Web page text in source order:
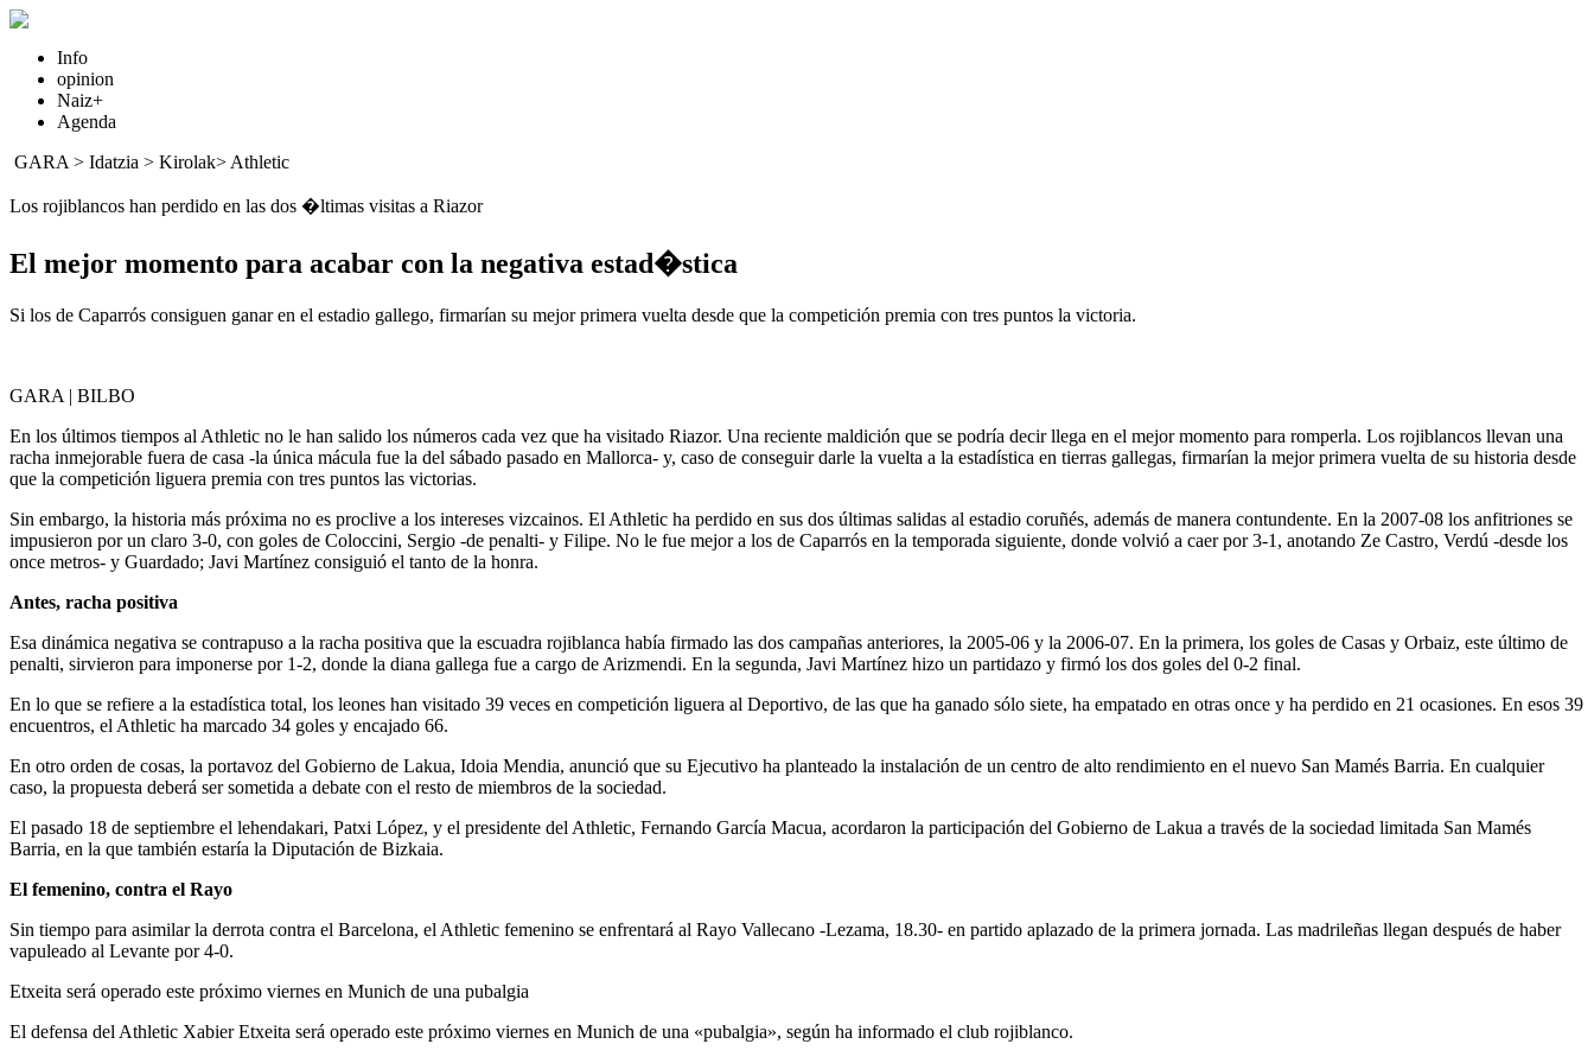
Info
opinion
Naiz+
Agenda
GARA > Idatzia > Kirolak> Athletic
Los rojiblancos han perdido en las dos �ltimas visitas a Riazor
El mejor momento para acabar con la negativa estad�stica
Si los de Caparrós consiguen ganar en el estadio gallego, firmarían su mejor primera vuelta desde que la competición premia con tres puntos la victoria.
GARA | BILBO
En los últimos tiempos al Athletic no le han salido los números cada vez que ha visitado Riazor. Una reciente maldición que se podría decir llega en el mejor momento para romperla. Los rojiblancos llevan una
racha inmejorable fuera de casa -la única mácula fue la del sábado pasado en Mallorca- y, caso de conseguir darle la vuelta a la estadística en tierras gallegas, firmarían la mejor primera vuelta de su historia desde
que la competición liguera premia con tres puntos las victorias.
Sin embargo, la historia más próxima no es proclive a los intereses vizcainos. El Athletic ha perdido en sus dos últimas salidas al estadio coruñés, además de manera contundente. En la 2007-08 los anfitriones se
impusieron por un claro 3-0, con goles de Coloccini, Sergio -de penalti- y Filipe. No le fue mejor a los de Caparrós en la temporada siguiente, donde volvió a caer por 3-1, anotando Ze Castro, Verdú -desde los
once metros- y Guardado; Javi Martínez consiguió el tanto de la honra.
Antes, racha positiva
Esa dinámica negativa se contrapuso a la racha positiva que la escuadra rojiblanca había firmado las dos campañas anteriores, la 2005-06 y la 2006-07. En la primera, los goles de Casas y Orbaiz, este último de
penalti, sirvieron para imponerse por 1-2, donde la diana gallega fue a cargo de Arizmendi. En la segunda, Javi Martínez hizo un partidazo y firmó los dos goles del 0-2 final.
En lo que se refiere a la estadística total, los leones han visitado 39 veces en competición liguera al Deportivo, de las que ha ganado sólo siete, ha empatado en otras once y ha perdido en 21 ocasiones. En esos 39
encuentros, el Athletic ha marcado 34 goles y encajado 66.
En otro orden de cosas, la portavoz del Gobierno de Lakua, Idoia Mendia, anunció que su Ejecutivo ha planteado la instalación de un centro de alto rendimiento en el nuevo San Mamés Barria. En cualquier
caso, la propuesta deberá ser sometida a debate con el resto de miembros de la sociedad.
El pasado 18 de septiembre el lehendakari, Patxi López, y el presidente del Athletic, Fernando García Macua, acordaron la participación del Gobierno de Lakua a través de la sociedad limitada San Mamés
Barria, en la que también estaría la Diputación de Bizkaia.
El femenino, contra el Rayo
Sin tiempo para asimilar la derrota contra el Barcelona, el Athletic femenino se enfrentará al Rayo Vallecano -Lezama, 18.30- en partido aplazado de la primera jornada. Las madrileñas llegan después de haber
vapuleado al Levante por 4-0.
Etxeita será operado este próximo viernes en Munich de una pubalgia
El defensa del Athletic Xabier Etxeita será operado este próximo viernes en Munich de una «pubalgia», según ha informado el club rojiblanco.